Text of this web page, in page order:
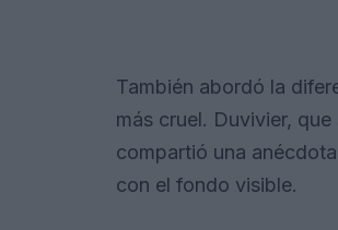
También abordó la
más cruel. Duvivier,
compartió una
con el fondo visible.